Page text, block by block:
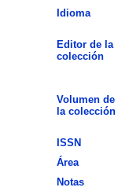
Idioma
Editor de la
colección
Volumen de
la colección
ISSN
Área
Notas